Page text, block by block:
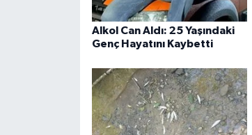
Alkol Can Aldı: 25 Yaşındaki
Genç Hayatını Kaybetti